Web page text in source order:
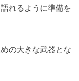
れるように準備を
の大きな武器とな